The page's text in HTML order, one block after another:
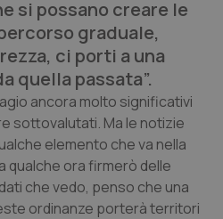
si possano creare le
graduale,
ci porti a una
quella passata”.
ancora molto significativi
sottovalutati. Ma le notizie
elemento che va nella
qualche ora firmerò delle
che vedo, penso che una
ordinanze porterà territori